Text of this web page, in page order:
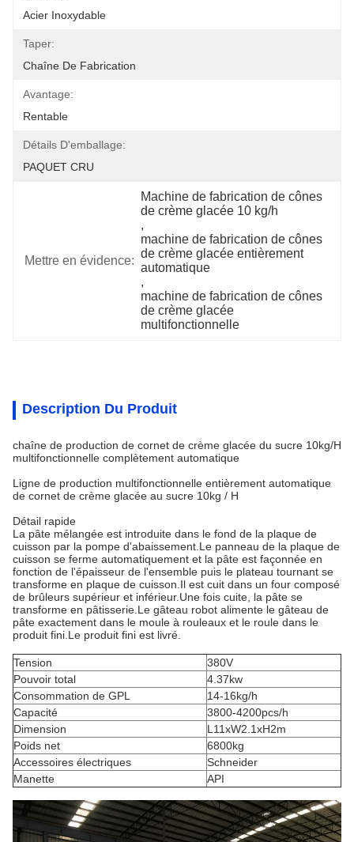
Acier Inoxydable
Taper:
Chaîne De Fabrication
Avantage:
Rentable
Détails D'emballage:
PAQUET CRU
Mettre en évidence:
Machine de fabrication de cônes
de crème glacée 10 kg/h
,
machine de fabrication de cônes
de crème glacée entièrement
automatique
,
machine de fabrication de cônes
de crème glacée
multifonctionnelle
Description Du Produit
chaîne de production de cornet de crème glacée du sucre 10kg/H
multifonctionnelle complètement automatique
Ligne de production multifonctionnelle entièrement automatique
de cornet de crème glacée au sucre 10kg / H
Détail rapide
La pâte mélangée est introduite dans le fond de la plaque de
cuisson par la pompe d'abaissement.Le panneau de la plaque de
cuisson se ferme automatiquement et la pâte est façonnée en
fonction de l'épaisseur de l'ensemble puis le plateau tournant se
transforme en plaque de cuisson.Il est cuit dans un four composé
de brûleurs supérieur et inférieur.Une fois cuite, la pâte se
transforme en pâtisserie.Le gâteau robot alimente le gâteau de
pâte exactement dans le moule à rouleaux et le roule dans le
produit fini.Le produit fini est livré.
Tension
380V
Pouvoir total
4.37kw
Consommation de GPL
14-16kg/h
Capacité
3800-4200pcs/h
Dimension
L11xW2.1xH2m
Poids net
6800kg
Accessoires électriques
Schneider
Manette
API